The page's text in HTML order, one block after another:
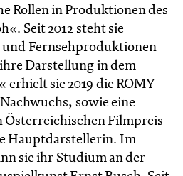
Rollen in Produktionen des
Seit 2012 steht sie
Fernsehproduktionen
Darstellung in dem
erhielt sie 2019 die ROMY
sowie eine
Filmpreis
Hauptdarstellerin. Im
sie ihr Studium an der